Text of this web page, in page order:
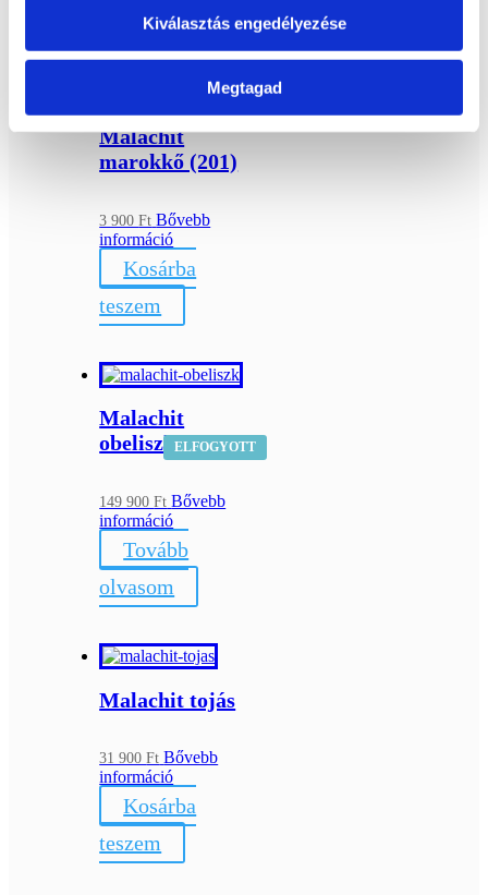
Kiválasztás engedélyezése
Megtagad
Kapcsolódó termékek
Malachit
marokkő (201)
3 900Ft Bővebb
információ
Kosárba
teszem
ELFOGYOTT
Malachit
obeliszk
149 900Ft Bővebb
információ
Tovább
olvasom
Malachit tojás
31 900Ft Bővebb
információ
Kosárba
teszem